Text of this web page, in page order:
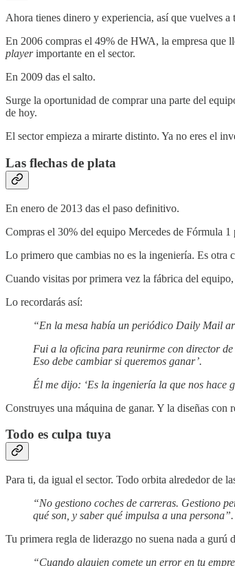
Ahora tienes dinero y experiencia, así que vuelves
En 2006 compras el 49% de HWA, la empresa que
playerimportante en el sector.
En 2009 das el salto.
Surge la oportunidad de comprar una parte del
de hoy.
El sector empieza a mirarte distinto. Ya no eres el
Las flechas de plata
En enero de 2013 das el paso definitivo.
Compras el 30% del equipo Mercedes de Fórmula
Lo primero que cambias no es la ingeniería. Es otra
Cuando visitas por primera vez la fábrica del
Lo recordarás así:
“En la mesa había un periódico Daily Mail
Fui a la oficina para reunirme con director de
Eso debe cambiar si queremos ganar’.
Él me dijo: ‘Es la ingeniería la que nos hace
Construyes una máquina de ganar. Y la diseñas con
Todo es culpa tuya
Para ti, da igual el sector. Todo orbita alrededor de
“No gestiono coches de carreras. Gestiono
qué son, y saber qué impulsa a una persona”.
Tu primera regla de liderazgo no suena nada a gurú
“Cuando alguien comete un error en tu